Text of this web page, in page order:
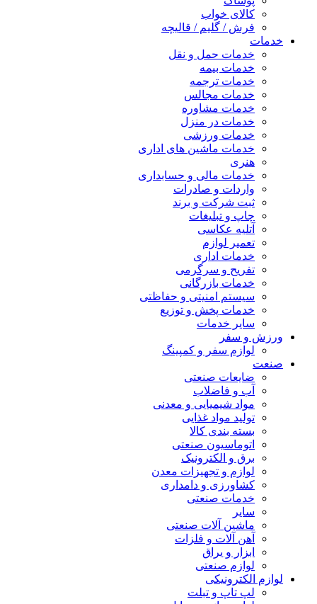
کالای خواب
فرش / گلیم / قالیچه
خدمات
خدمات حمل و نقل
خدمات بیمه
خدمات ترجمه
خدمات مجالس
خدمات مشاوره
خدمات در منزل
خدمات ورزشی
خدمات ماشین های اداری
هنری
خدمات مالی و حسابداری
واردات و صادرات
ثبت شرکت و برند
چاپ و تبلیغات
آتلیه عکاسی
تعمیر لوازم
خدمات اداری
تفریح و سرگرمی
خدمات بازرگانی
سیستم امنیتی و حفاظتی
خدمات پخش و توزیع
سایر خدمات
ورزش و سفر
لوازم سفر و کمپینگ
صنعت
ضایعات صنعتی
آب و فاضلاب
مواد شیمیایی و معدنی
تولید مواد غذایی
بسته بندی کالا
اتوماسیون صنعتی
برق و الکترونیک
لوازم و تجهیزات معدن
کشاورزی و دامداری
خدمات صنعتی
سایر
ماشین آلات صنعتی
آهن آلات و فلزات
ابزار و یراق
لوازم صنعتی
لوازم الکترونیکی
لپ تاپ و تبلت